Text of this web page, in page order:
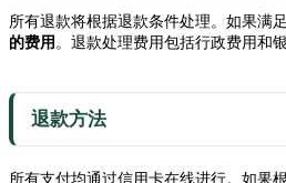
所有退款将根据退款条件处理。如果满
的费用。退款处理费用包括行政费用和银
退款方法
所有支付均通过信用卡在线进行。如果